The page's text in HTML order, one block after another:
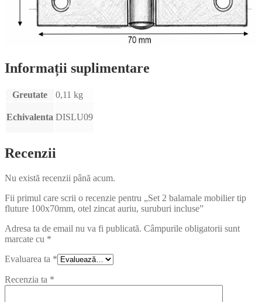
Informații suplimentare
Greutate 0,11 kg
Echivalenta DISLU09
Recenzii
Nu există recenzii până acum.
Fii primul care scrii o recenzie pentru „Set 2 balamale mobilier tip
fluture 100x70mm, otel zincat auriu, suruburi incluse”
Adresa ta de email nu va fi publicată. Câmpurile obligatorii sunt
marcate cu *
Evaluarea ta *
Recenzia ta *